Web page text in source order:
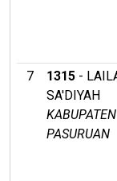
7
1315 -
SA'DIYAH
KABUPATEN
PASURUAN